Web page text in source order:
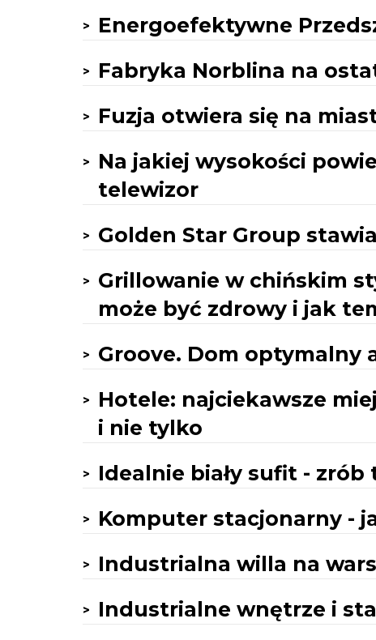
Energoefektywne
Fabryka Norblina na
Fuzja otwiera się na
Na jakiej wysokości
telewizor
Golden Star Group
Grillowanie w chińskim
może być zdrowy i jak
Groove. Dom optymalny
Hotele: najciekawsze
i nie tylko
Idealnie biały sufit - zrób
Komputer stacjonarny -
Industrialna willa na
Industrialne wnętrze i